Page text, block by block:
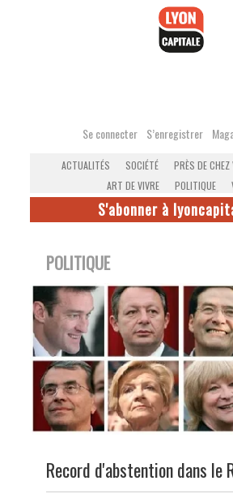
Se connecter S’enregistrer
ACTUALITÉS SOCIÉTÉ PRÈS DE CHEZ
ART DE VIVRE
POLITIQUE
S'abonner à
POLITIQUE
Record d'abstention dans le